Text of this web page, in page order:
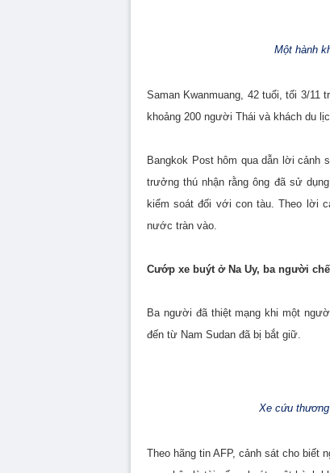
Một hành
Saman Kwanmuang, 42 tuổi, tối 3/
khoảng 200 người Thái và khách du
Bangkok Post hôm qua dẫn lời cảnh
trưởng thú nhận rằng ông đã sử
kiểm soát đối với con tàu. Theo lời
nước tràn vào.
Cướp xe buýt ở Na Uy, ba người
Ba người đã thiệt mạng khi một
đến từ Nam Sudan đã bị bắt giữ.
Xe cứu
Theo hãng tin AFP, cảnh sát cho biết